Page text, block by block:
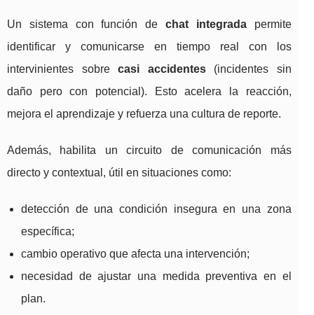
Un sistema con función de chat integradapermite
identificar y comunicarse en tiempo real con los
intervinientes sobrecasi accidentes(incidentes sin
daño pero con potencial). Esto acelera la reacción,
mejora el aprendizaje y refuerza una cultura de reporte.
Además, habilita un circuito de comunicación más
directo y contextual, útil en situaciones como:
detección de una condición insegura en una zona
específica;
cambio operativo que afecta una intervención;
necesidad de ajustar una medida preventiva en el
plan.